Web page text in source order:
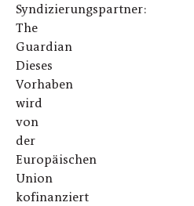
Syndizierungspartner:
The
Guardian
Dieses
Vorhaben
wird
von
der
Europäischen
Union
kofinanziert